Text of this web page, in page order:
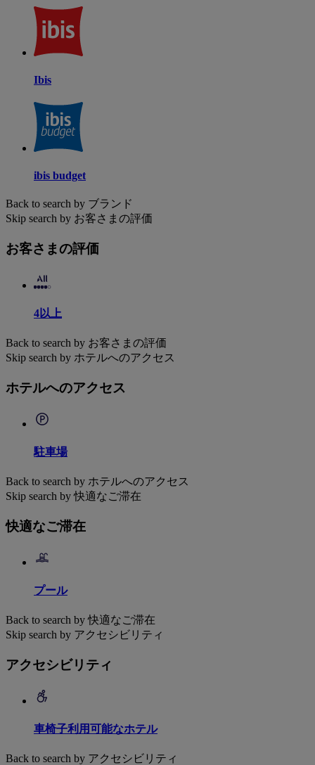
Ibis
ibis budget
Back to search by ブランド
Skip search by お客さまの評価
お客さまの評価
4以上
Back to search by お客さまの評価
Skip search by ホテルへのアクセス
ホテルへのアクセス
駐車場
Back to search by ホテルへのアクセス
Skip search by 快適なご滞在
快適なご滞在
プール
Back to search by 快適なご滞在
Skip search by アクセシビリティ
アクセシビリティ
車椅子利用可能なホテル
Back to search by アクセシビリティ